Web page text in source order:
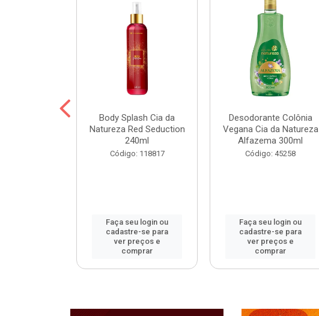
Body Splash Cia da
Natureza Red Seduction
240ml
Código: 118817
Faça seu login ou
cadastre-se para
ver preços e
comprar
Desodorante Colônia
Vegana Cia da Natureza
Alfazema 300ml
Código: 45258
Faça seu login ou
cadastre-se para
ver preços e
comprar